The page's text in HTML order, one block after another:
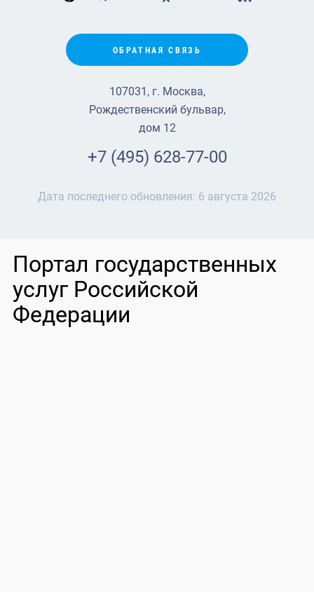
ОБРАТНАЯ СВЯЗЬ
107031, г. Москва,
Рождественский бульвар,
дом 12
+7 (495) 628-77-00
Дата последнего обновления: 6 августа 2026
Портал государственных
услуг Российской
Федерации